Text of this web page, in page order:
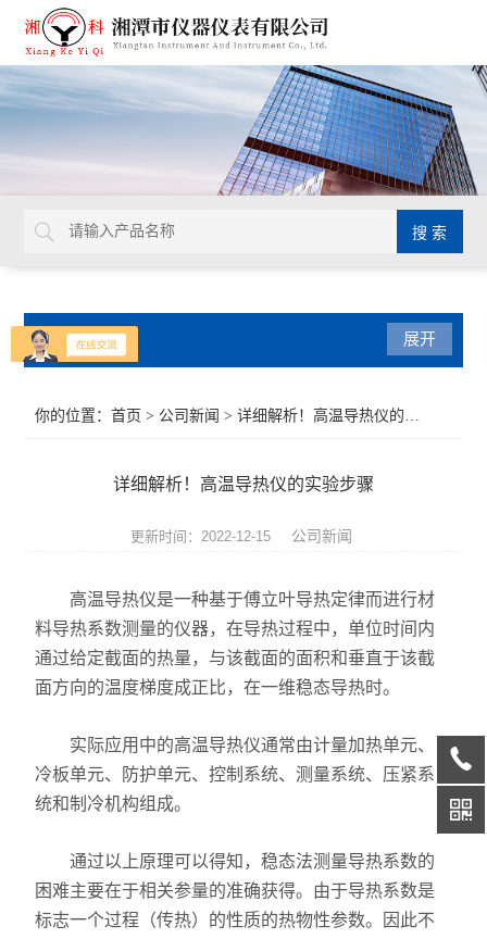
产品分类
元素分析仪
数显式抗折仪
陶瓷仪器设备
多孔陶瓷工程陶瓷试验仪
无机非金属材料理化试验仪
展开
你的位置：首页 > 公司新闻 > 详细解析！高温导热仪的实验步骤
详细解析！高温导热仪的实验步骤
更新时间：2022-12-15 公司新闻
高温导热仪是一种基于傅立叶导热定律而进行材
料导热系数测量的仪器，在导热过程中，单位时间内
通过给定截面的热量，与该截面的面积和垂直于该截
面方向的温度梯度成正比，在一维稳态导热时。
实际应用中的高温导热仪通常由计量加热单元、
冷板单元、防护单元、控制系统、测量系统、压紧系
统和制冷机构组成。
通过以上原理可以得知，稳态法测量导热系数的
困难主要在于相关参量的准确获得。由于导热系数是
标志一个过程（传热）的性质的热物性参数。因此不